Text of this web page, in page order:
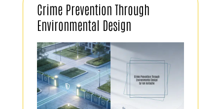
Crime Prevention Through
Environmental Design